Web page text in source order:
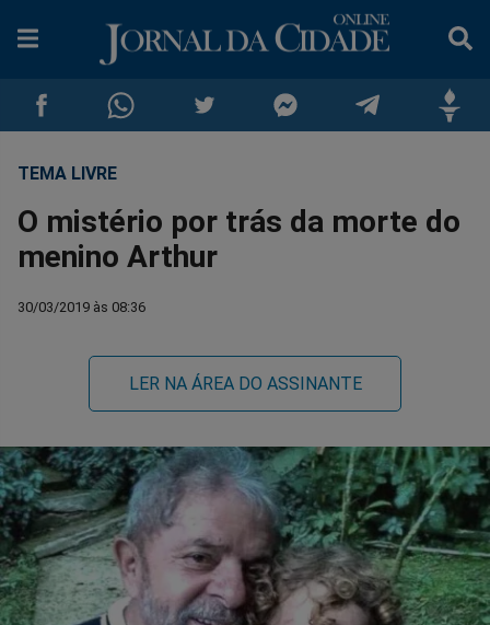
Compartilhar
no
Compartilhar
no
no
no
no
no
TEMA LIVRE
O mistério por trás da morte do
menino Arthur
30/03/2019 às 08:36
LER NA ÁREA DO ASSINANTE